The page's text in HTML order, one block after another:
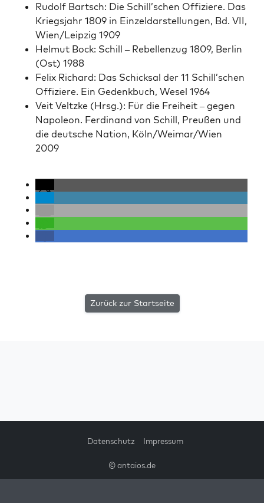
Rudolf Bartsch: Die Schill’schen Offiziere. Das
Kriegs­jahr 1809 in Einzel­darstel­lun­gen, Bd. VII,
Wien/Leipzig 1909
Hel­mut Bock: Schill – Rebel­len­zug 1809, Berlin
(Ost) 1988
Felix Richard: Das Schick­sal der 11 Schill’schen
Offiziere. Ein Gedenkbuch, Wesel 1964
Veit Veltzke (Hrsg.): Für die Frei­heit – gegen
Napoleon. Fer­di­nand von Schill, Preußen und
die deutsche Nation, Köln/Weimar/Wien
2009
Zurück zur Startseite
Datenschutz Impressum
© antaios.de